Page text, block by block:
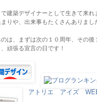
建築デザイナーとして生きて来れ
りや、出来事もたくさんありまし
は、まずは次の１０周年、その後
頑張る宣言の日です！
アトリエ アイズ